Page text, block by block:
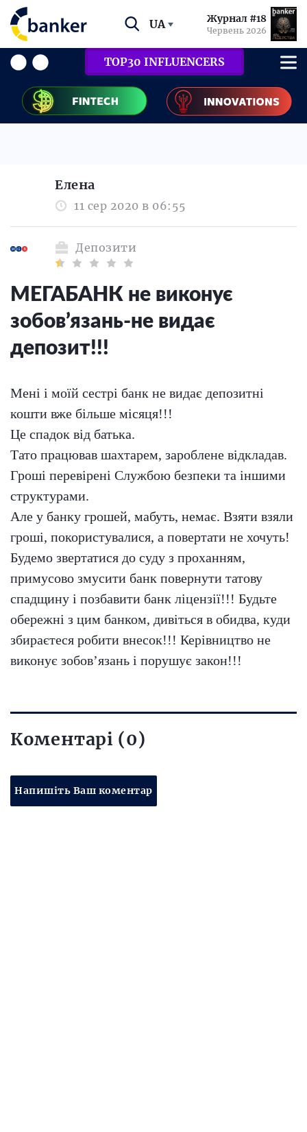
UA Журнал #18
Червень 2026
TOP30 INFLUENCERS
Елена
11 сер 2020 в 06:55
Депозити
МЕГАБАНК не виконує
зобов’язань-не видає
депозит!!!
Мені і моїй сестрі банк не видає депозитні
кошти вже більше місяця!!!
Це спадок від батька.
Тато працював шахтарем, зароблене відкладав.
Гроші перевірені Службою безпеки та іншими
структурами.
Але у банку грошей, мабуть, немає. Взяти взяли
гроші, покористувалися, а повертати не хочуть!
Будемо звертатися до суду з проханням,
примусово змусити банк повернути татову
спадщину і позбавити банк ліцензії!!! Будьте
обережні з цим банком, дивіться в обидва, куди
збираєтеся робити внесок!!! Керівництво не
виконує зобов’язань і порушує закон!!!
Коментарі (0)
Напишіть Ваш коментар